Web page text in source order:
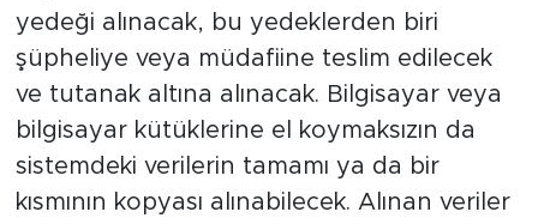
yedeği alınacak, bu yedeklerden biri
şüpheliye veya müdafiine teslim edilecek
ve tutanak altına alınacak. Bilgisayar veya
bilgisayar kütüklerine el koymaksızın da
sistemdeki verilerin tamamı ya da bir
kısmının kopyası alınabilecek. Alınan veriler